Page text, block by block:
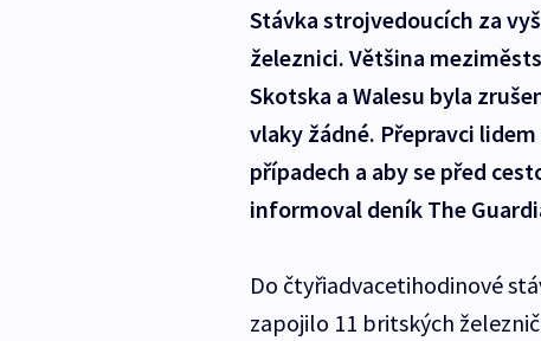
Stávka strojvedoucích za
železnici. Většina
Skotska a Walesu byla
vlaky žádné. Přepravci
případech a aby se před
informoval deník The
Do čtyřiadvacetihodinové
zapojilo 11 britských